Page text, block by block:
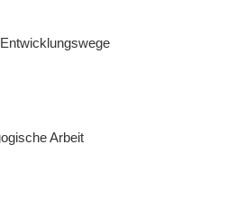
Arbeit